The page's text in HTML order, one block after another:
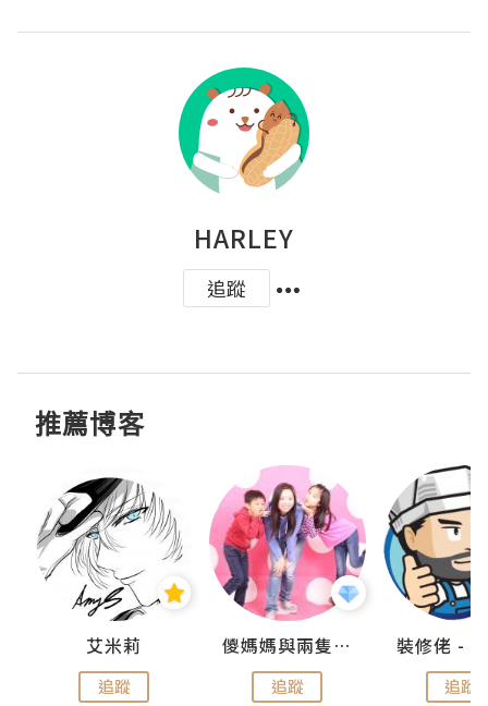
HARLEY
追蹤
推薦博客
艾米莉
追蹤
儍媽媽與兩隻小魔怪之家
追蹤 追蹤